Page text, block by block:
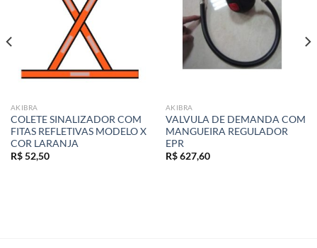
AKIBRA
COLETE SINALIZADOR COM
FITAS REFLETIVAS MODELO X
COR LARANJA
R$52,50
AKIBRA
VALVULA DE DEMANDA COM
MANGUEIRA REGULADOR
EPR
R$627,60